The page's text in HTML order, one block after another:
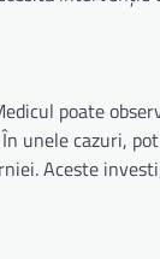
poate
unele cazuri,
Aceste